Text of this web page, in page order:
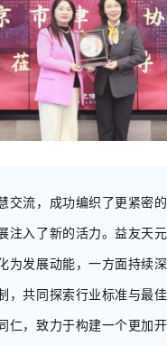
交流，成功编织了更紧密
注入了新的活力。益友天元
为发展动能，一方面持续
，共同探索行业标准与最
仁，致力于构建一个更加